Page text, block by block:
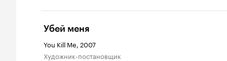
Убей меня
You Kill Me, 2007
Художник-постановщик